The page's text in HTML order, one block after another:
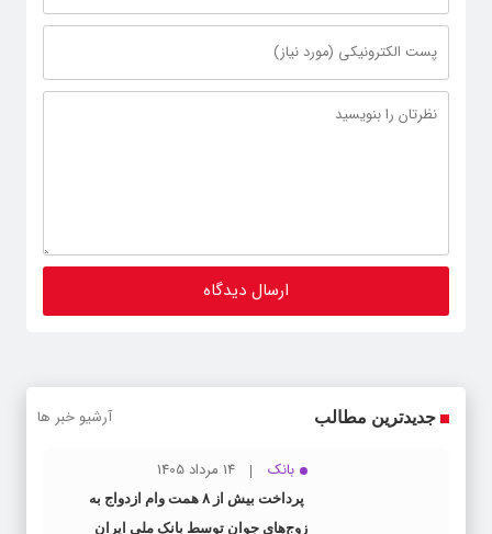
جدیدترین مطالب آرشیو خبر ها
بانک 14 مرداد 1405
پرداخت بیش از ۸ همت وام ازدواج به
زوج‌های جوان توسط بانک ملی ایران